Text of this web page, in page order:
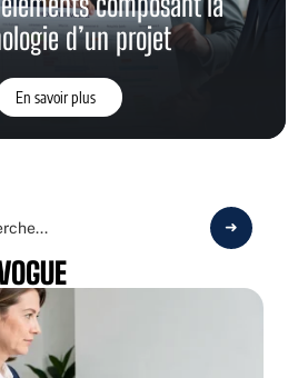
d’un projet
En savoir plus